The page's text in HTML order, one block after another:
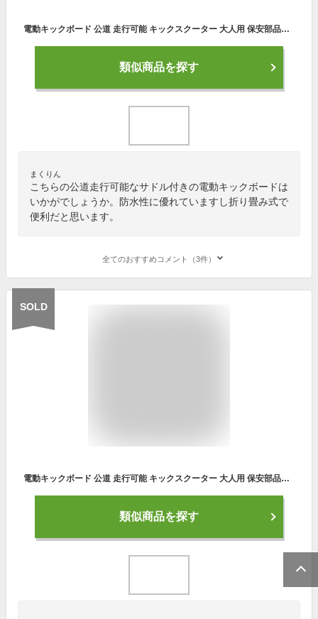
電動キックボード 公道 走行可能 キックスクーター 大人用 保安部品標準装備 椅子付き サドル 付け外し可能 防水 液晶ディスプレイ サスペンション スタンド付き キックボード 二輪車 スクーター スケーター バイク 折りたたみ 超大型 od530
類似商品を探す
まくりん
こちらの公道走行可能なサドル付きの電動キックボードは
いかがでしょうか。防水性に優れていますし折り畳み式で
便利だと思います。
全てのおすすめコメント（3件）
SOLD
電動キックボード 公道 走行可能 キックスクーター 大人用 保安部品標準装備 椅子付き サドル 付け外し可能 防水 液晶ディスプレイ サスペンション スタンド付き キックボード 二輪車 スクーター スケーター バイク 折りたたみ 超大型 od530
類似商品を探す